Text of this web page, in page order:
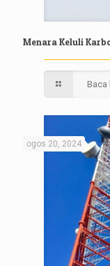
Menara Keluli
Baca
ogos 20, 2024